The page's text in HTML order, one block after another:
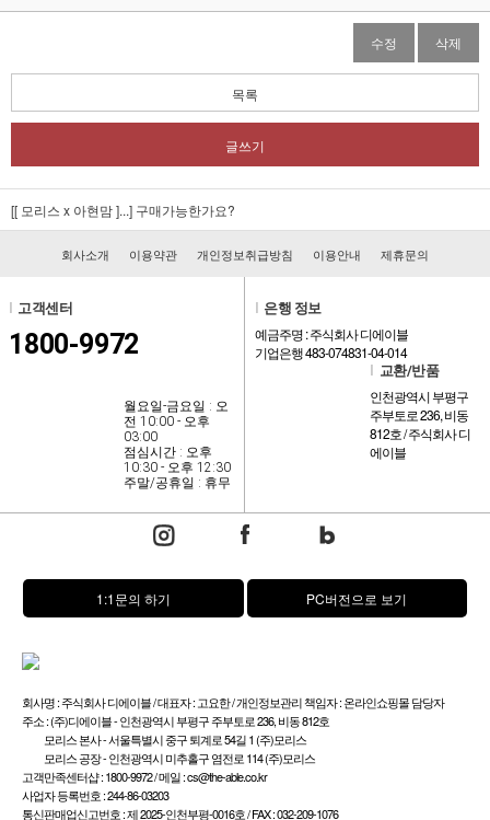
수정 삭제
목록
글쓰기
[[ 모리스 x 아현맘 ]...] 구매가능한가요?
회사소개 이용약관 개인정보취급방침 이용안내 제휴문의
고객센터
1800-9972
월요일-금요일 : 오
전 10:00 - 오후
03:00
점심시간 : 오후
10:30 - 오후 12:30
주말/공휴일 : 휴무
은행 정보
예금주명 : 주식회사 디에이블
기업은행 483-074831-04-014
교환/반품
인천광역시 부평구
주부토로 236, 비동
812호 / 주식회사 디
에이블
1:1문의 하기 PC버전으로 보기
회사명 : 주식회사 디에이블 / 대표자 : 고요한 / 개인정보관리 책임자 : 온라인쇼핑몰 담당자
주소 : (주)디에이블 - 인천광역시 부평구 주부토로 236, 비동 812호
모리스 본사 - 서울특별시 중구 퇴계로 54길 1 (주)모리스
모리스 공장 - 인천광역시 미추홀구 염전로 114 (주)모리스
고객만족센터샵 : 1800-9972 / 메일 : cs@the-able.co.kr
사업자 등록번호 : 244-86-03203
통신판매업신고번호 : 제 2025-인천부평-0016호 / FAX : 032-209-1076